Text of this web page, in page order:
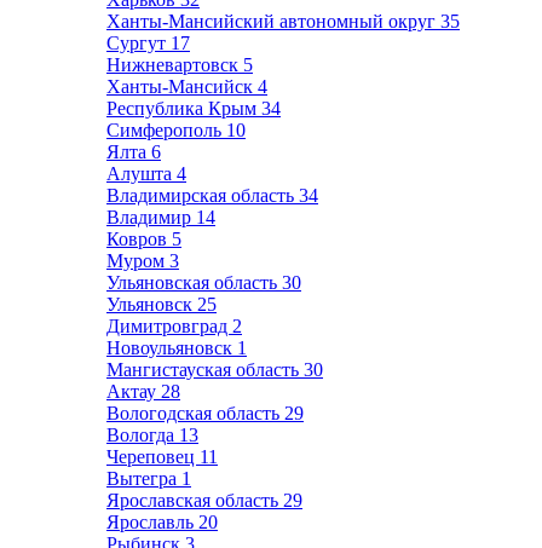
Ханты-Мансийский автономный округ 35
Сургут 17
Нижневартовск 5
Ханты-Мансийск 4
Республика Крым 34
Симферополь 10
Ялта 6
Алушта 4
Владимирская область 34
Владимир 14
Ковров 5
Муром 3
Ульяновская область 30
Ульяновск 25
Димитровград 2
Новоульяновск 1
Мангистауская область 30
Актау 28
Вологодская область 29
Вологда 13
Череповец 11
Вытегра 1
Ярославская область 29
Ярославль 20
Рыбинск 3